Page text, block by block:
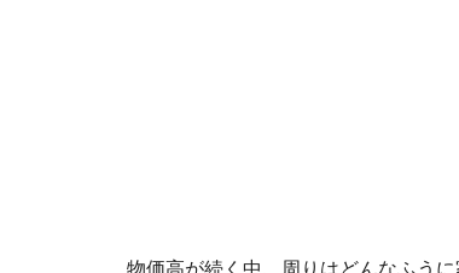
物価高が続く中、周りはどんなふう